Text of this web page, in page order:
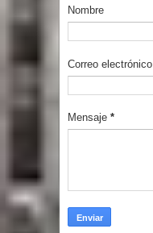
Nombre
Correo electrónico
Mensaje *